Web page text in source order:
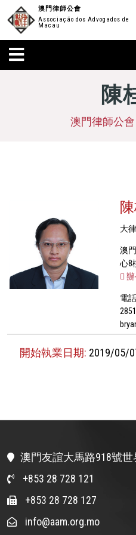
澳門律師公會
Associação dos Advogados de
Macau
陳
澳門律師公會
大
澳
心8
電
開始執業日期: 2019/05/
澳門友誼大馬路918號世
+853 28 728 121
+853 28 728 127
info@aam.org.mo